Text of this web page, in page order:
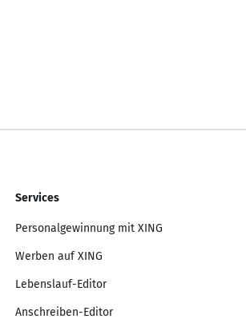
Services
Personalgewinnung mit XING
Werben auf XING
Lebenslauf-Editor
Anschreiben-Editor